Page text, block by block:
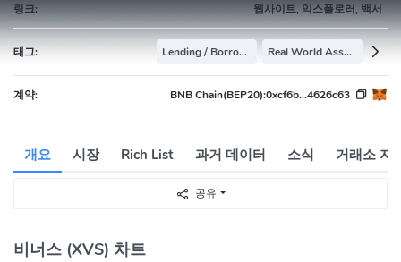
링크: 웹사이트, 익스플로러, 백서
태그: Lending / Borrowing Real World Assets
계약: BNB Chain(BEP20):0xcf6b...4626c63
개요 시장 Rich List 과거 데이터 소식 거래소 지
공유
비너스 (XVS) 차트